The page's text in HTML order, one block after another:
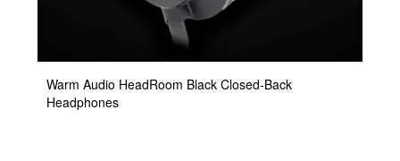
Warm Audio HeadRoom Black Closed-Back
Headphones